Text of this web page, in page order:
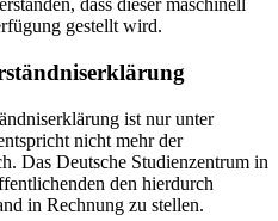
dass dieser maschinell
gestellt wird.
ist nur unter
nicht mehr der
Das Deutsche Studienzentrum in
den hierdurch
in Rechnung zu stellen.